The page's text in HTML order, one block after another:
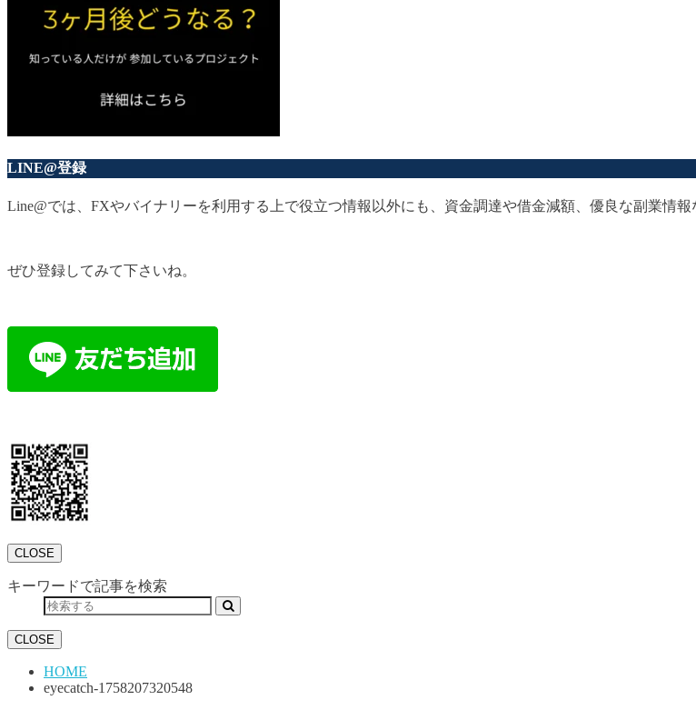
LINE@登録
Line@では、FXやバイナリーを利用する上で役立つ情報以外にも、資金調達や借金減額、優良な副業情
ぜひ登録してみて下さいね。
CLOSE
キーワードで記事を検索
CLOSE
HOME
eyecatch-1758207320548